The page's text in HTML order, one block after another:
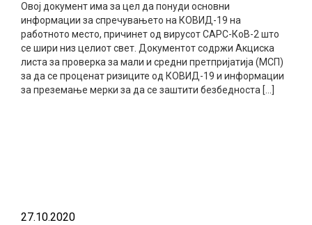
Овој документ има за цел да понуди основни
информации за спречувањето на КОВИД-19 на
работното место, причинет од вирусот САРС-КоВ-2 што
се шири низ целиот свет. Документот содржи Акциска
листа за проверка за мали и средни претпријатија (МСП)
за да се проценат ризиците од КОВИД-19 и информации
за преземање мерки за да се заштити безбедноста […]
27.10.2020